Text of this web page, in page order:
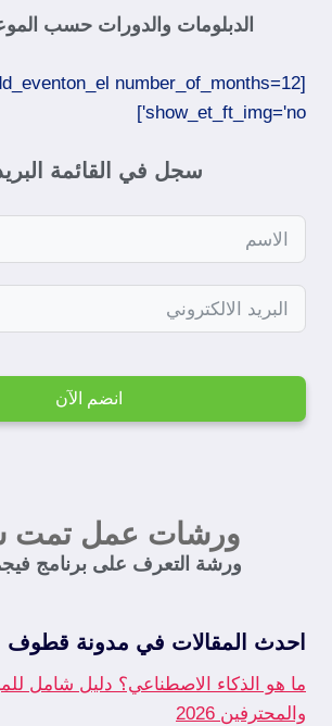
الدبلومات والدورات حسب
number_of_months=12
show_et_ft_img='no']​
سجل في القائمة
انضم الآن
ورشات عمل تمت
ورشة التعرف على برنامج فيجما
احدث المقالات في مدونة قطوف
ما هو الذكاء الاصطناعي؟ دليل شامل
والمحترفين 2026